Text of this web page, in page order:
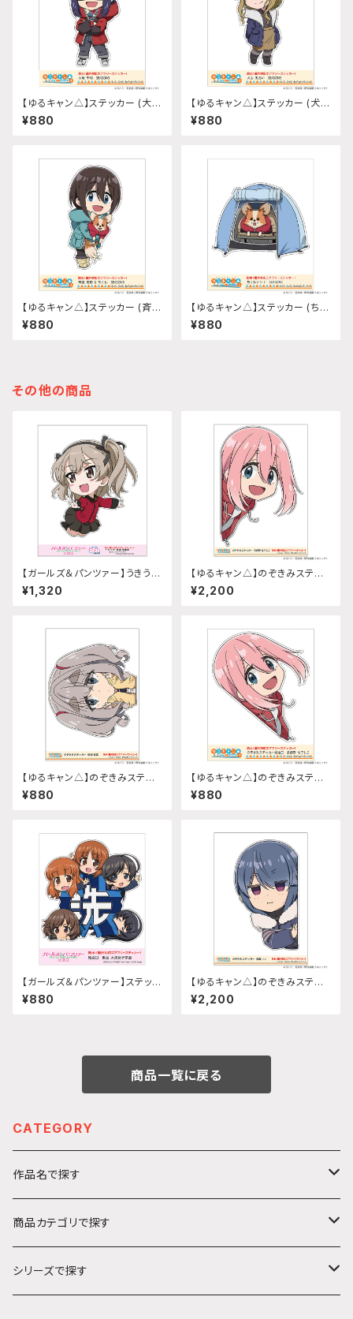
【ゆるキャン△】ステッカー (大垣
千明『SEASON3』)
¥880
【ゆるキャン△】ステッカー (犬山
あおい『SEASON3』)
¥880
【ゆるキャン△】ステッカー (斉藤
恵那『SEASON3』)
¥880
【ゆるキャン△】ステッカー (ちく
わテント『SEASON3』)
¥880
その他の商品
【ガールズ＆パンツァー】うきうき
ステッカー (島田愛里寿 聖グロ
リアーナver.)A5サイズ
¥1,320
【ゆるキャン△】のぞきみステッ
カー (各務原なでしこ『SEASO
N3』)A4サイズ
¥2,200
【ゆるキャン△】のぞきみステッ
カー (瑞浪絵真『SEASON3』)
給油口サイズ
¥880
【ゆるキャン△】のぞきみステッ
カー (各務原なでしこ『SEASO
N3』)給油口サイズ
¥880
【ガールズ＆パンツァー】ステッカ
¥880
【ゆるキャン△】のぞきみステッ
カー (志摩リン『SEASON3』)A
4サイズ
¥2,200
商品一覧に戻る
CATEGORY
作品名で探す
カ行
ガールズ＆パンツァー
サ行
商品カテゴリで探す
アクリルキーホルダー
シリーズで探す